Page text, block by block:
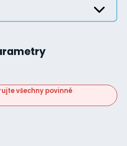
všechny povinné